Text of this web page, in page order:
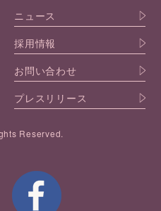
ニュース
採用情報
お問い合わせ
プレスリリース
Reserved.